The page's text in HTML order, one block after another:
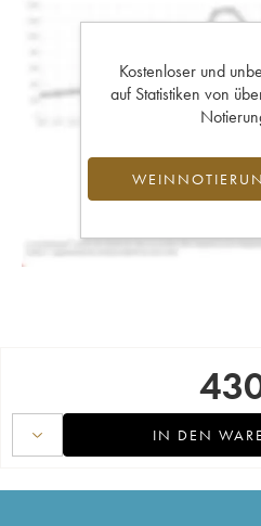
Kostenloser und
auf Statistiken von
IN DEN